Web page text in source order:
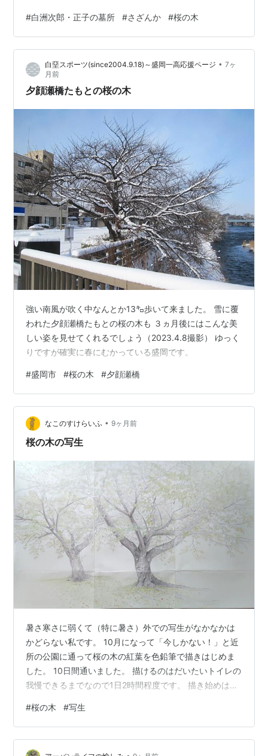
ていないそうです 大きな桜の木が何本か植えられていま
す 帰りがけに写した墓所全体です、親族の方のお墓なと
思いました 桜の頃に来れたらいいのになあといつも思う
のですが・・・ 墓所を囲む木がさざんかで今咲いていま
した それだけで十分な感じでした かなり奥まったところ
でこれだけの広さがあります …
#白洲次郎・正子の墓所 #さざんか #桜の木
白堊スポーツ(since2004.9.18)～盛岡一高応援ページ • 7ヶ
月前
夕顔瀬橋たもとの桜の木
強い南風が吹く中なんとか13㌔歩いて来ました。 雪に覆
われた夕顔瀬橋たもとの桜の木も ３ヵ月後にはこんな美
しい姿を見せてくれるでしょう（2023.4.8撮影） ゆっく
りですが確実に春にむかっている盛岡です。
#盛岡市 #桜の木 #夕顔瀬橋
なこのすけらいふ • 9ヶ月前
桜の木の写生
暑さ寒さに弱くて（特に暑さ）外での写生がなかなかは
かどらない私です。 10月になって「今しかない！」と近
所の公園に通って桜の木の紅葉を色鉛筆で描きはじめま
した。 10日間通いました。 描けるのはだいたいトイレの
我慢できるまでなので1日2時間程度です。 描き始めはま
色になってカサカサと音を立てて降るように葉が落ちて
きました。 紙は四つ切のケント紙で最初は左下の2枚を
つないで描いていましたが、もう少し上の方も描きたく
#桜の木 #写生